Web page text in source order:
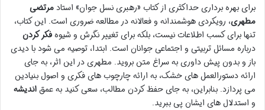
برای بهره برداری حداکثری از کتاب «رهبری نسل جوان» استادمرتضی
مطهری، رویکردی هوشمندانه و فعالانه در مطالعه ضروری است. این کتاب،
تنها برای کسب اطلاعات نیست، بلکه برای تغییر نگرش و شیوهفکر کردن
درباره مسائل تربیتی و اجتماعی جوانان است. ابتدا، توصیه می شود با دیدی
باز و بدون پیش داوری به سراغ متن بروید. مطهری در این اثر، به جای
ارائه دستورالعمل های خشک، به ارائه چارچوب های فکری و اصول بنیادین
می پردازد. بنابراین، به جای حفظ کردن مطالب، سعی کنید به عمقاندیشه
و استدلال های ایشان پی ببرید.